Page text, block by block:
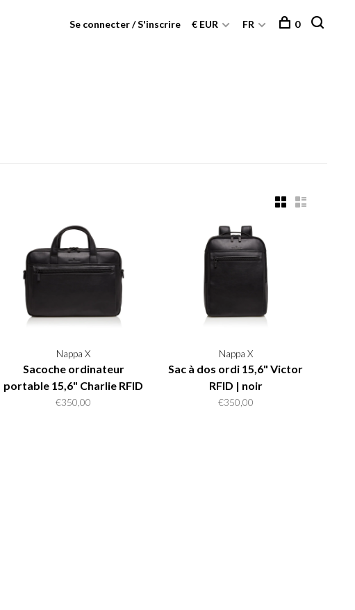
Se connecter / S'inscrire € EUR FR 0
Nappa X
Sacoche ordinateur
portable 15,6" Charlie RFID
| noir
€350,00
Nappa X
Sac à dos ordi 15,6" Victor
RFID | noir
€350,00